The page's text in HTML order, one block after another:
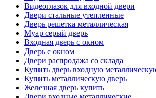
Видеоглазок для входной двери
Двери стальные утепленные
Дверь решетка металлическая
Муар серый дверь
Входная дверь с окном
Дверь с окном
Двери распродажа со склада
Купить дверь входную
Купить металлическую дверь
Железная дверь купить